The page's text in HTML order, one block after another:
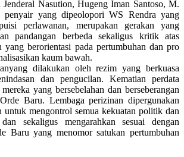
Jenderal Nasution, Hugeng Iman Santoso, M.
penyair yang dipeolopori WS Rendra yang
perlawanan, merupakan gerakan yang
pandangan berbeda sekaligus kritik atas
yang berorientasi pada pertumbuhan dan pro
kaum bawah.
dilakukan oleh rezim yang berkuasa
dan pengucilan. Kematian perdata
yang bersebelahan dan berseberangan
Baru. Lembaga perizinan dipergunakan
untuk mengontrol semua kekuatan politik dan
sekaligus mengarahkan sesuai dengan
Baru yang menomor satukan pertumbuhan